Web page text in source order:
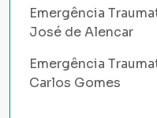
Emergência
José de Alencar
Emergência
Carlos Gomes